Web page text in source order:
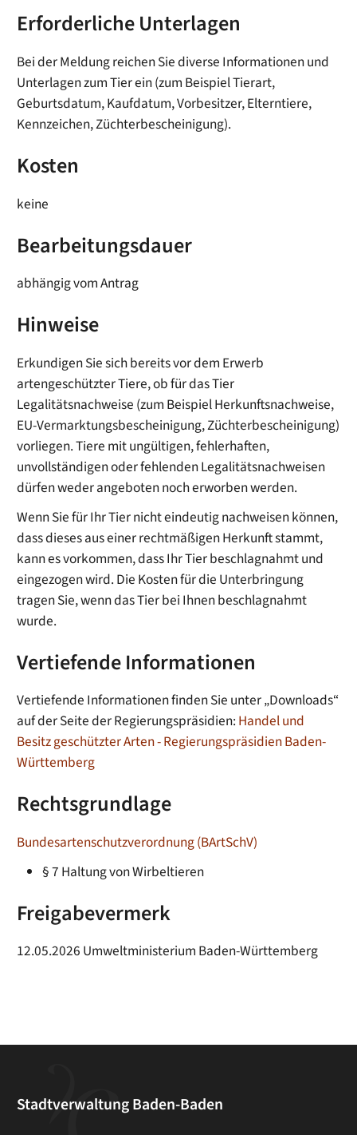
Erforderliche Unterlagen
Bei der Meldung reichen Sie diverse Informationen und
Unterlagen zum Tier ein (zum Beispiel Tierart,
Geburtsdatum, Kaufdatum, Vorbesitzer, Elterntiere,
Kennzeichen, Züchterbescheinigung).
Kosten
keine
Bearbeitungsdauer
abhängig vom Antrag
Hinweise
Erkundigen Sie sich bereits vor dem Erwerb
artengeschützter Tiere, ob für das Tier
Legalitätsnachweise (zum Beispiel Herkunftsnachweise,
EU-Vermarktungsbescheinigung, Züchterbescheinigung)
vorliegen. Tiere mit ungültigen, fehlerhaften,
unvollständigen oder fehlenden Legalitätsnachweisen
dürfen weder angeboten noch erworben werden.
Wenn Sie für Ihr Tier nicht eindeutig nachweisen können,
dass dieses aus einer rechtmäßigen Herkunft stammt,
kann es vorkommen, dass Ihr Tier beschlagnahmt und
eingezogen wird. Die Kosten für die Unterbringung
tragen Sie, wenn das Tier bei Ihnen beschlagnahmt
wurde.
Vertiefende Informationen
Vertiefende Informationen finden Sie unter „Downloads“
auf der Seite der Regierungspräsidien: Handel und
Besitz geschützter Arten -Regierungspräsidien Baden-
Württemberg
Rechtsgrundlage
Bundesartenschutzverordnung (BArtSchV)
§ 7 Haltung von Wirbeltieren
Freigabevermerk
12.05.2026 Umweltministerium Baden-Württemberg
Stadtverwaltung Baden-Baden